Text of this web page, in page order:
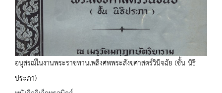
อนุสรณ์ในงานพระราชทานเพลิงศพพระสังขศาสตร์วินิจฉัย (ชั้น นิธิ
ประภา)